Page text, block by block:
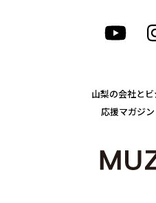
山梨の会社と
応援マガジン